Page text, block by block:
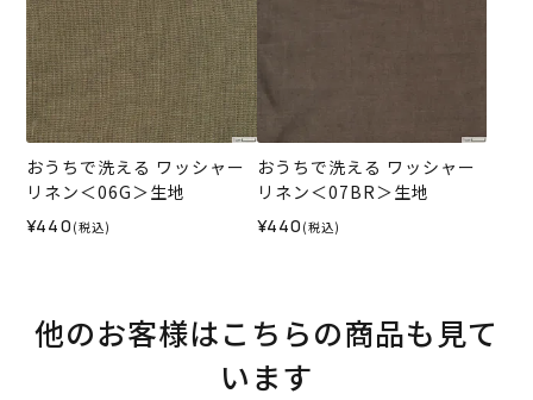
おうちで洗える ワッシャー
リネン＜06G＞生地
¥440 (税込)
おうちで洗える ワッシャー
リネン＜07BR＞生地
¥440 (税込)
他のお客様はこちらの商品も見て
います